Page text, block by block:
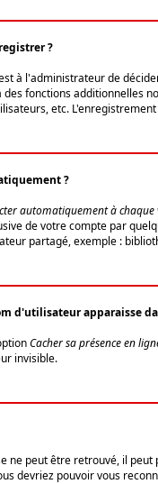
?
à l'administrateur de
fonctions additionnelles
etc.
?
automatiquement à chaque
de votre compte par
partagé, exemple :
d'utilisateur apparaisse
Cacher sa présence en
invisible.
ne peut être retrouvé, il
devriez pouvoir vous